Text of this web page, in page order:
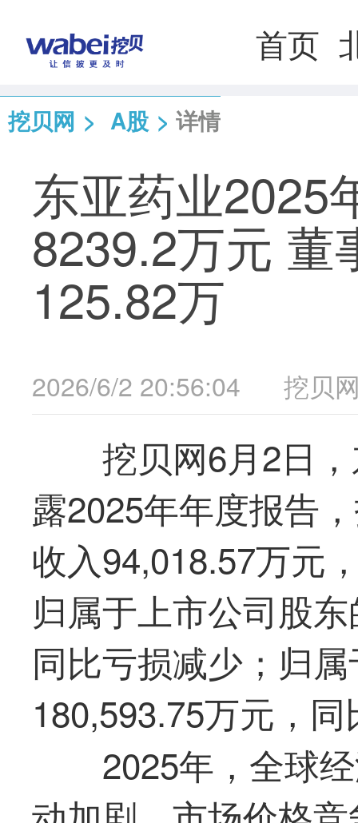
首页
挖贝网 > A股 > 详情
东亚药业2025
8239.2万元 董
125.82万
2026/6/2 20:56:04 挖贝
挖贝网6月2日
露2025年年度报告
收入94,018.57万元
归属于上市公司股
同比亏损减少；归
180,593.75万元，
2025年，全球